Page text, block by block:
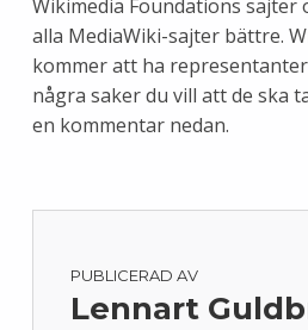
Wikimedia Foundations
alla MediaWiki-sajter bättre.
kommer att ha
några saker du vill att de ska
en kommentar nedan.
PUBLICERAD AV
Lennart